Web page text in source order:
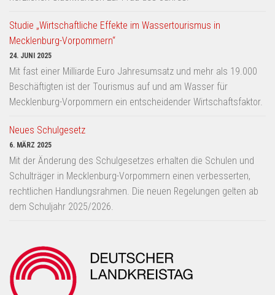
Studie „Wirtschaftliche Effekte im Wassertourismus in
Mecklenburg-Vorpommern“
24. JUNI 2025
Mit fast einer Milliarde Euro Jahresumsatz und mehr als 19.000
Beschäftigten ist der Tourismus auf und am Wasser für
Mecklenburg-Vorpommern ein entscheidender Wirtschaftsfaktor.
Neues Schulgesetz
6. MÄRZ 2025
Mit der Änderung des Schulgesetzes erhalten die Schulen und
Schulträger in Mecklenburg-Vorpommern einen verbesserten,
rechtlichen Handlungsrahmen. Die neuen Regelungen gelten ab
dem Schuljahr 2025/2026.